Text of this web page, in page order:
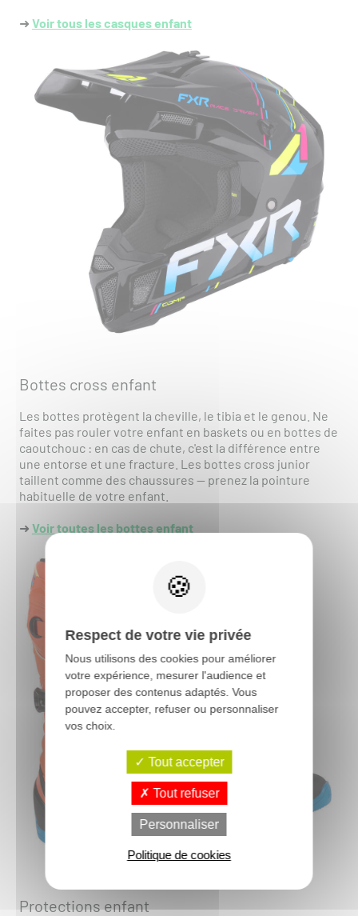
➜ Voir tous les casques enfant
Bottes cross enfant
Les bottes protègent la cheville, le tibia et le genou. Ne
faites pas rouler votre enfant en baskets ou en bottes de
caoutchouc : en cas de chute, c'est la différence entre
une entorse et une fracture. Les bottes cross junior
taillent comme des chaussures — prenez la pointure
habituelle de votre enfant.
➜ Voir toutes les bottes enfant
Protections enfant
Respect de votre vie privée
Nous utilisons des cookies pour améliorer
votre expérience, mesurer l'audience et
proposer des contenus adaptés. Vous
pouvez accepter, refuser ou personnaliser
vos choix.
Tout accepter
Tout refuser
Personnaliser
Politique de cookies